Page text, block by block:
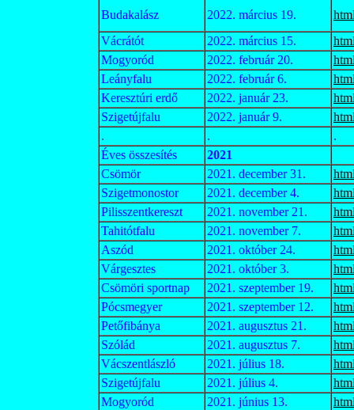
Budakalász 2022. március 19.
Vácrátót
2022. március 15.
Mogyoród
2022. február 20.
Leányfalu
2022. február 6.
Keresztúri erdő
2022. január 23.
Szigetújfalu
2022. január 9.
.
.
.
Éves összesítés
2021
Csömör
2021. december 31.
Szigetmonostor
2021. december 4.
Pilisszentkereszt
2021. november 21.
Tahitótfalu
2021. november 7.
Aszód
2021. október 24.
Várgesztes
2021. október 3.
Csömöri sportnap
2021. szeptember 19.
Pócsmegyer
2021. szeptember 12.
Petőfibánya
2021. augusztus 21.
Szólád
2021. augusztus 7.
Vácszentlászló
2021. július 18.
Szigetújfalu
2021. július 4.
Mogyoród
2021. június 13.